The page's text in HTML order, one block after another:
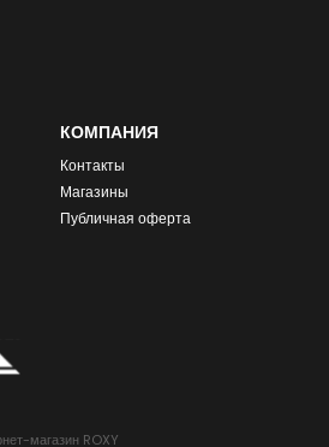
КОМПАНИЯ
Контакты
Магазины
Публичная оферта
магазин ROXY